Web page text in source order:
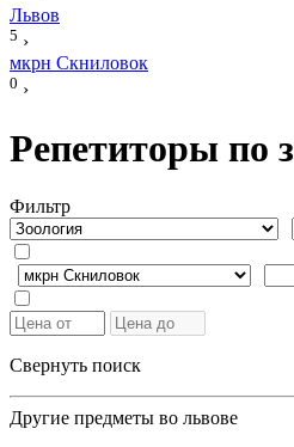
Львов
5 ›
мкрн Скниловок
0 ›
Репетиторы по
Фильтр
Свернуть поиск
Другие предметы во львове